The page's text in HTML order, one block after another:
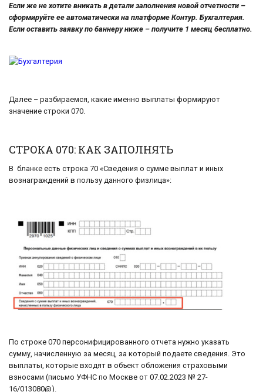
Если же не хотите вникать в детали заполнения новой отчетности –
сформируйте ее автоматически на платформе Контур. Бухгалтерия.
Если оставить заявку по баннеру ниже – получите 1 месяц бесплатно.
Далее – разбираемся, какие именно выплаты формируют
значение строки 070.
СТРОКА 070: КАК ЗАПОЛНЯТЬ
В бланке есть строка 70 «Сведения о сумме выплат и иных
вознаграждений в пользу данного физлица»:
По строке 070 персонифицированного отчета нужно указать
сумму, начисленную за месяц, за который подаете сведения. Это
выплаты, которые входят в объект обложения страховыми
взносами (письмо УФНС по Москве от 07.02.2023 № 27-
16/013080@).